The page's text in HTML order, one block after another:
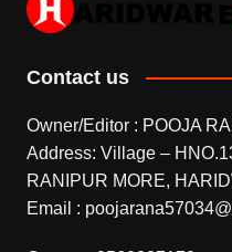
Contact us
Owner/Editor : POOJA
Address: Village –
RANIPUR MORE,
Email :